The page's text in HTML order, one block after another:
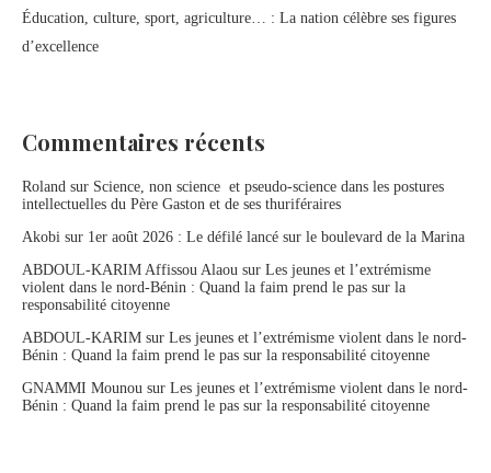
Éducation, culture, sport, agriculture… : La nation célèbre ses figures
d’excellence
Commentaires récents
Roland sur Science, non science et pseudo-science dans les postures
intellectuelles du Père Gaston et de ses thuriféraires
Akobi sur 1er août 2026 : Le défilé lancé sur le boulevard de la Marina
ABDOUL-KARIM Affissou Alaou sur Les jeunes et l’extrémisme
violent dans le nord-Bénin : Quand la faim prend le pas sur la
responsabilité citoyenne
ABDOUL-KARIM sur Les jeunes et l’extrémisme violent dans le nord-
Bénin : Quand la faim prend le pas sur la responsabilité citoyenne
GNAMMI Mounou sur Les jeunes et l’extrémisme violent dans le nord-
Bénin : Quand la faim prend le pas sur la responsabilité citoyenne